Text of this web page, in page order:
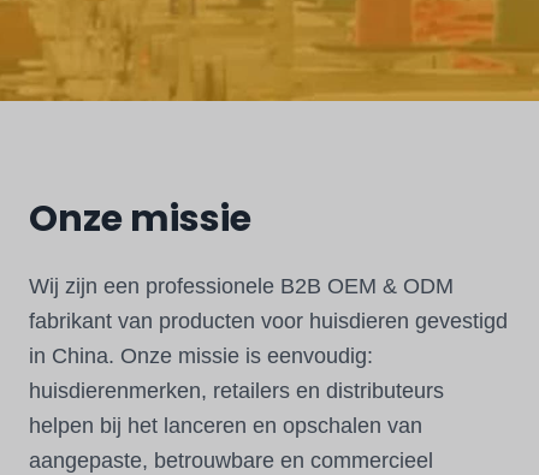
Onze missie
Wij zijn een professionele B2B OEM & ODM
fabrikant van producten voor huisdieren gevestigd
in China. Onze missie is eenvoudig:
huisdierenmerken, retailers en distributeurs
helpen bij het lanceren en opschalen van
aangepaste, betrouwbare en commercieel